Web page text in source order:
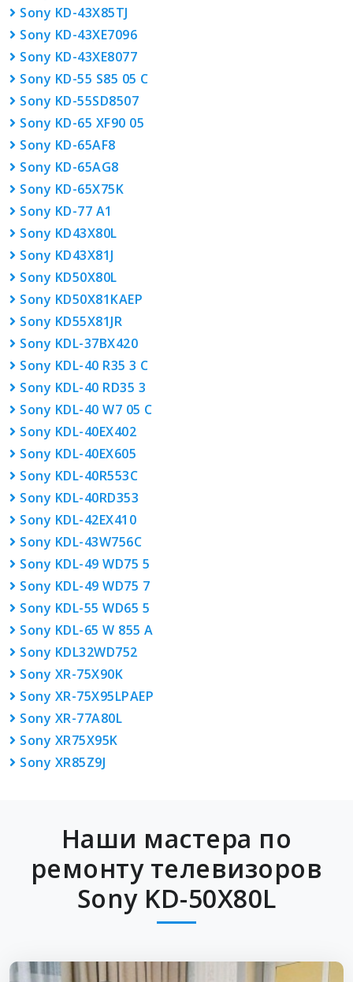
Sony KD-43X85TJ
Sony KD-43XE7096
Sony KD-43XE8077
Sony KD-55 S85 05 C
Sony KD-55SD8507
Sony KD-65 XF90 05
Sony KD-65AF8
Sony KD-65AG8
Sony KD-65X75K
Sony KD-77 A1
Sony KD43X80L
Sony KD43X81J
Sony KD50X80L
Sony KD50X81KAEP
Sony KD55X81JR
Sony KDL-37BX420
Sony KDL-40 R35 3 C
Sony KDL-40 RD35 3
Sony KDL-40 W7 05 C
Sony KDL-40EX402
Sony KDL-40EX605
Sony KDL-40R553C
Sony KDL-40RD353
Sony KDL-42EX410
Sony KDL-43W756C
Sony KDL-49 WD75 5
Sony KDL-49 WD75 7
Sony KDL-55 WD65 5
Sony KDL-65 W 855 A
Sony KDL32WD752
Sony XR-75X90K
Sony XR-75X95LPAEP
Sony XR-77A80L
Sony XR75X95K
Sony XR85Z9J
Наши мастера по
ремонту телевизоров
Sony KD-50X80L